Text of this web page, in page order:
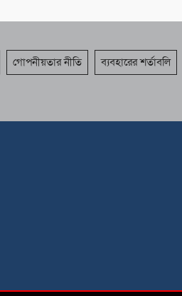
গোপনীয়তার নীতি ব্যবহারের শর্তাবলি